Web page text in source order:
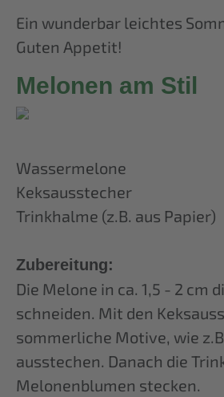
Ein wunderbar leichtes
Guten Appetit!
Melonen am Stil
Wassermelone
Keksausstecher
Trinkhalme (z.B. aus Papier)
Zubereitung:
Die Melone in ca. 1,5 - 2 cm
schneiden. Mit den
sommerliche Motive, wie
ausstechen. Danach die
Melonenblumen stecken.